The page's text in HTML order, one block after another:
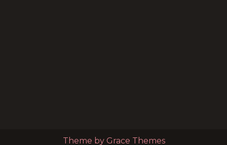
Theme by Grace Themes